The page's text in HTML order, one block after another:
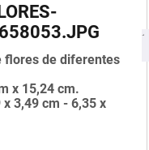
flores de diferentes
x 15,24 cm.
3,49 cm - 6,35 x